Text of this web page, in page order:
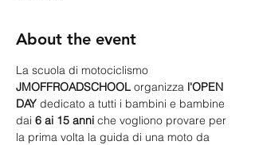
About the event
La scuola di motociclismo
JMOFFROADSCHOOL organizza l'OPEN
DAY dedicato a tutti i bambini e bambine
dai 6 ai 15 anni che vogliono provare per
la prima volta la guida di una moto da